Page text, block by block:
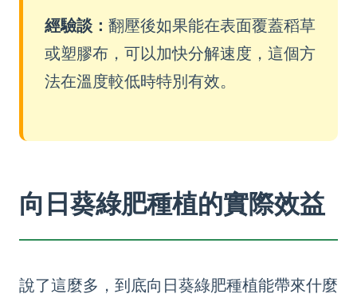
經驗談： 翻壓後如果能在表面覆蓋稻草
或塑膠布，可以加快分解速度，這個方
法在溫度較低時特別有效。
向日葵綠肥種植的實際效益
說了這麼多，到底向日葵綠肥種植能帶來什麼